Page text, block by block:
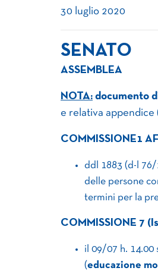
30 luglio 2020
SENATO
ASSEMBLEA
NOTA: documento
e relativa appendice
COMMISSIONE1
ddl 1883 (d-l 76/
delle persone
termini per la
COMMISSIONE 7
il 09/07 h. 14.00
(educazione